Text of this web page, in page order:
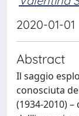
2020-01-01
Abstract
Il saggio
conosciuta
(1934-2010)